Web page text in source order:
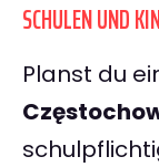
SCHULEN UND
Planst du